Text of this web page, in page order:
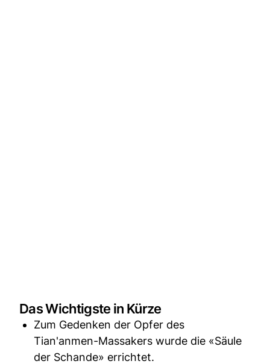
Das Wichtigste in Kürze
Zum Gedenken der Opfer des
Tian'anmen-Massakers wurde die «Säule
der Schande» errichtet.